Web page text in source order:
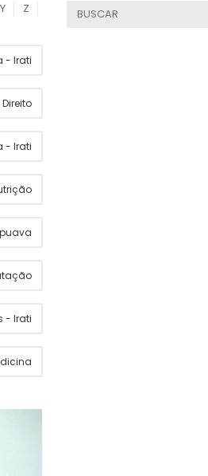
Y Z
- Irati
Direito
- Irati
- Irati